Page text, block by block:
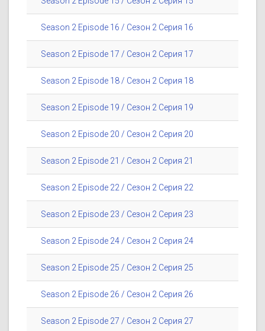
Season 2 Episode 16 / Сезон 2 Серия 16
Season 2 Episode 17 / Сезон 2 Серия 17
Season 2 Episode 18 / Сезон 2 Серия 18
Season 2 Episode 19 / Сезон 2 Серия 19
Season 2 Episode 20 / Сезон 2 Серия 20
Season 2 Episode 21 / Сезон 2 Серия 21
Season 2 Episode 22 / Сезон 2 Серия 22
Season 2 Episode 23 / Сезон 2 Серия 23
Season 2 Episode 24 / Сезон 2 Серия 24
Season 2 Episode 25 / Сезон 2 Серия 25
Season 2 Episode 26 / Сезон 2 Серия 26
Season 2 Episode 27 / Сезон 2 Серия 27